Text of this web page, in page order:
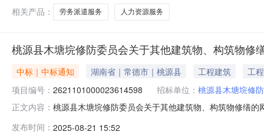
相关产品：
劳务派遣服务 人力资源服务
桃源县木塘垸修防委员会关于其他建筑物、构筑物修
中标｜中标通知 湖南省｜常德市｜桃源县 工程建筑
工程
项目编号： 2621101000023614598 招标单位： 桃源县木塘垸修
正文内容： 桃源县木塘垸修防委员会关于其他建筑物、构筑物修缮
码:430725项目所在行政区划名称:湖南省常德市桃源县
发布时间： 2025-08-21 15:52